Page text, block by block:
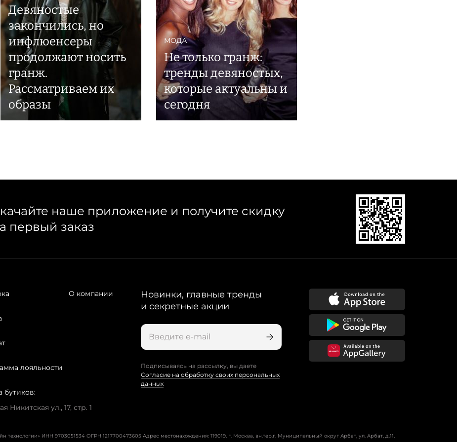
Девяностые
закончились, но
инфлюенсеры
продолжают носить
гранж.
Рассматриваем их
образы
МОДА
Не только гранж:
тренды девяностых,
которые актуальны и
сегодня
наше приложение и получите скидку
первый заказ
лояльности
О компании
бутиков:
Никитская ул., 17, стр. 1
Новинки, главные тренды
и секретные акции
Подписываясь на рассылку, вы даете
Согласие на обработку своих персональных
данных
технологии» ИНН 9703051534 ОГРН 1217700473605 Адрес местонахождения: 119019, г. Москва, вн.тер.г. Муниципальный округ Арбат, ул. Арбат, д.11,